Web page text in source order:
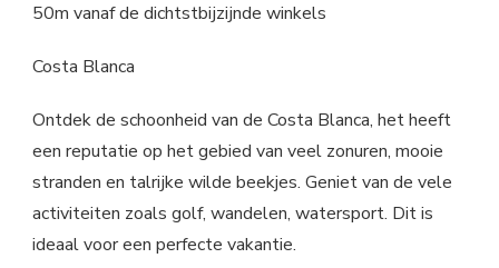
50m vanaf de dichtstbijzijnde winkels
Costa Blanca
Ontdek de schoonheid van de Costa Blanca, het heeft
een reputatie op het gebied van veel zonuren, mooie
stranden en talrijke wilde beekjes. Geniet van de vele
activiteiten zoals golf, wandelen, watersport. Dit is
ideaal voor een perfecte vakantie.